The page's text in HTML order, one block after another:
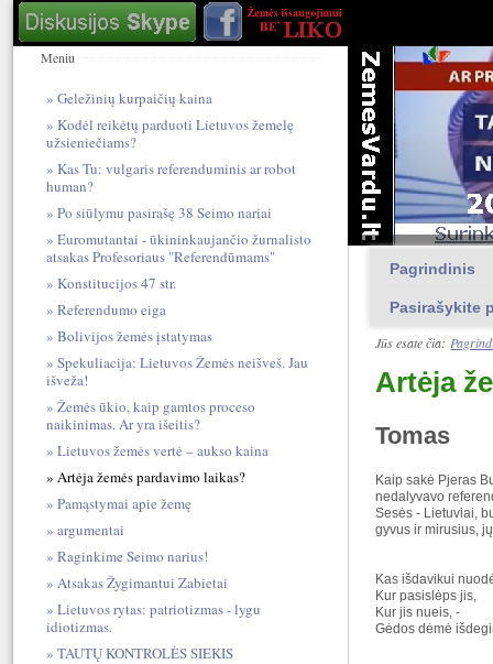
Pagrindinis
Pasirašykite
Jūs esate čia:
Artėja
Tomas
Kaip sakė Pjeras
nedalyvavo
Sesės - Lietuviai,
gyvus ir mirusius,
Kas išdavikui
Kur pasislėps jis,
Kur jis nueis, -
Gėdos dėmė
Meniu
Geležinių kurpaičių kaina
Kodėl reikėtų parduoti Lietuvos žemelę
užsieniečiams?
Kas Tu: vulgari​s referendum​inis ar robot
human?
Po siūlymu pasirašę 38 Seimo nariai
Euromutantai - ūkininkaujančio žurnalisto
atsakas Profesoriaus "Referendūmams"
Konstitucijos 47 str.
Referendumo eiga
Bolivijos žemės įstatymas
Spekuliacija: Lietuvos Žemės neišveš. Jau
išveža!
Žemės ūkio, kaip gamtos proceso
naikinimas. Ar yra išeitis?
Lietuvos žemės vertė – aukso kaina
Artėja žemės pardavimo laikas?
Pamąstymai apie žemę
argumentai
Raginkime Seimo narius!
Atsakas Žygimantui Zabietai
Lietuvos rytas: patriotizmas - lygu
idiotizmas.
TAUTŲ KONTROLĖS SIEKIS